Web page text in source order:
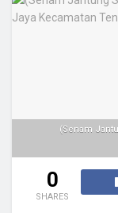
(Senam
0
SHARES